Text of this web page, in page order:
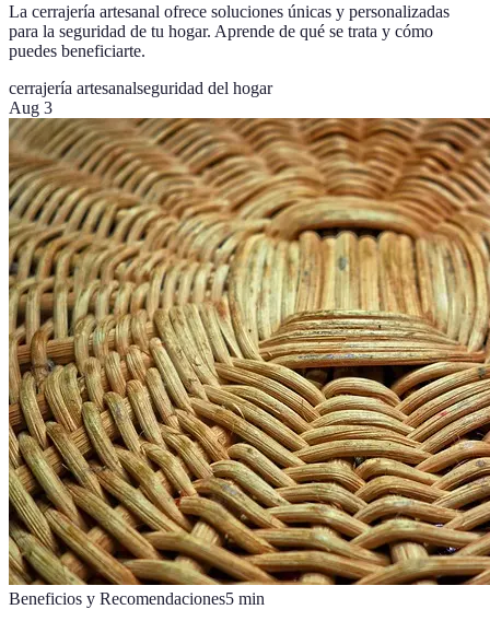
La cerrajería artesanal ofrece soluciones únicas y personalizadas
para la seguridad de tu hogar. Aprende de qué se trata y cómo
puedes beneficiarte.
cerrajería artesanalseguridad del hogar
Aug 3
Beneficios y Recomendaciones5 min